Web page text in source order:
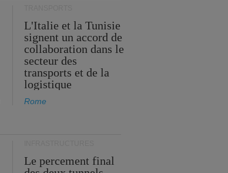
L'Italie et la Tunisie
signent un accord de
collaboration dans le
secteur des
transports et de la
logistique
Rome
Le percement final